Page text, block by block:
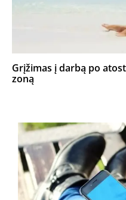
Grįžimas į darbą po
zoną